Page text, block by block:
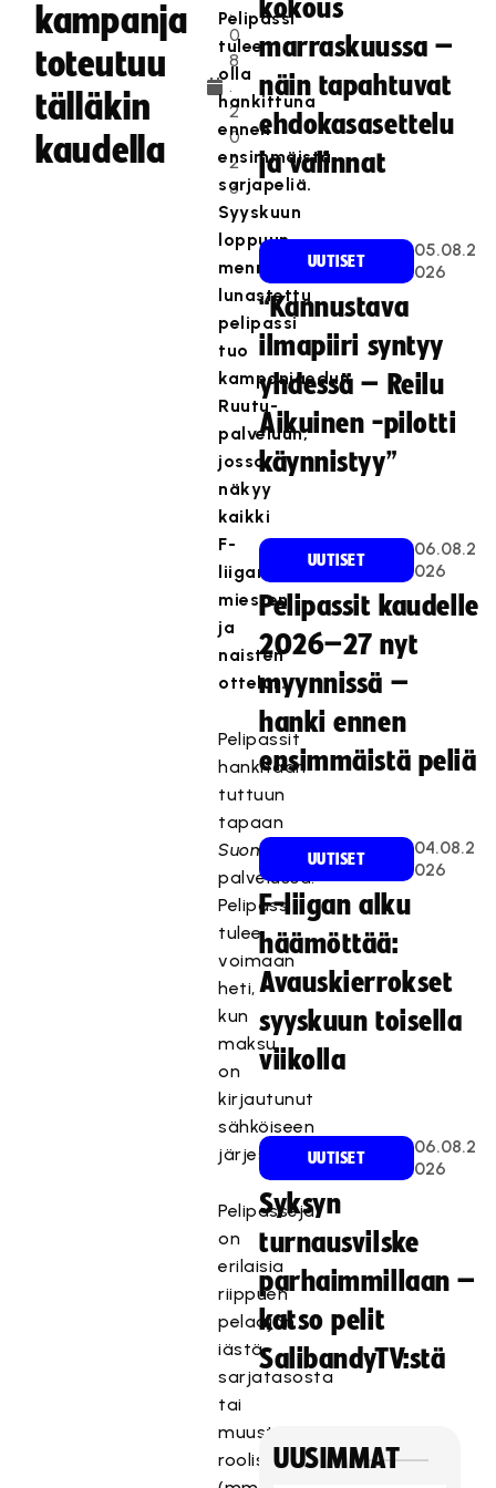
kampanja
toteutuu
tälläkin
kaudella
.
0
8
.
2
0
2
3
Pelipassi
tulee
olla
hankittuna
ennen
ensimmäistä
sarjapeliä.
Syyskuun
loppuun
mennessä
lunastettu
pelipassi
tuo
kampanjaedun
Ruutu-
palveluun,
jossa
näkyy
kaikki
F-
liigan
miesten
ja
naisten
ottelut.
Pelipassit
hankitaan
tuttuun
tapaan
Suomisport-
palvelussa.
Pelipassi
tulee
voimaan
heti,
kun
maksu
on
kirjautunut
sähköiseen
järjestelmään.
Pelipasseja
on
erilaisia
riippuen
pelaajan
iästä,
sarjatasosta
tai
muusta
roolista
kokous
marraskuussa –
näin tapahtuvat
ehdokasasettelu
ja valinnat
UUTISET
05.08.2
026
“Kannustava
ilmapiiri syntyy
yhdessä – Reilu
Aikuinen -pilotti
käynnistyy”
UUTISET
06.08.2
026
Pelipassit kaudelle
2026–27 nyt
myynnissä –
hanki ennen
ensimmäistä peliä
UUTISET
04.08.2
026
F-liigan alku
häämöttää:
Avauskierrokset
syyskuun toisella
viikolla
UUTISET
06.08.2
026
Syksyn
turnausvilske
parhaimmillaan –
katso pelit
SalibandyTV:stä
UUSIMMAT